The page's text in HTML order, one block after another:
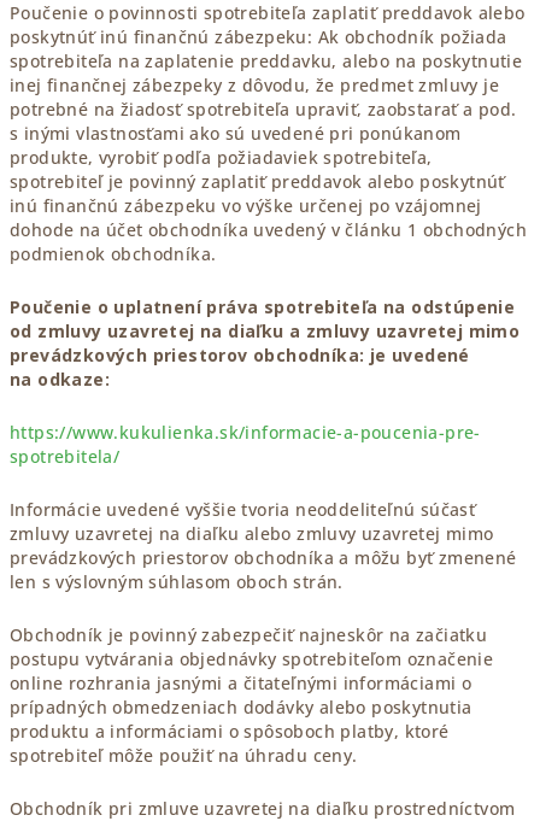
Poučenie o povinnosti spotrebiteľa zaplatiť preddavok alebo
poskytnúť inú finančnú zábezpeku: Ak obchodník požiada
spotrebiteľa na zaplatenie preddavku, alebo na poskytnutie
inej finančnej zábezpeky z dôvodu, že predmet zmluvy je
potrebné na žiadosť spotrebiteľa upraviť, zaobstarať a pod.
s inými vlastnosťami ako sú uvedené pri ponúkanom
produkte, vyrobiť podľa požiadaviek spotrebiteľa,
spotrebiteľ je povinný zaplatiť preddavok alebo poskytnúť
inú finančnú zábezpeku vo výške určenej po vzájomnej
dohode na účet obchodníka uvedený v článku 1 obchodných
podmienok obchodníka.
Poučenie o uplatnení práva spotrebiteľa na odstúpenie
od zmluvy uzavretej na diaľku a zmluvy uzavretej mimo
prevádzkových priestorov obchodníka: je uvedené
na odkaze:
https://www.kukulienka.sk/informacie-a-poucenia-pre-
spotrebitela/
Informácie uvedené vyššie tvoria neoddeliteľnú súčasť
zmluvy uzavretej na diaľku alebo zmluvy uzavretej mimo
prevádzkových priestorov obchodníka a môžu byť zmenené
len s výslovným súhlasom oboch strán.
Obchodník je povinný zabezpečiť najneskôr na začiatku
postupu vytvárania objednávky spotrebiteľom označenie
online rozhrania jasnými a čitateľnými informáciami o
prípadných obmedzeniach dodávky alebo poskytnutia
produktu a informáciami o spôsoboch platby, ktoré
spotrebiteľ môže použiť na úhradu ceny.
Obchodník pri zmluve uzavretej na diaľku prostredníctvom